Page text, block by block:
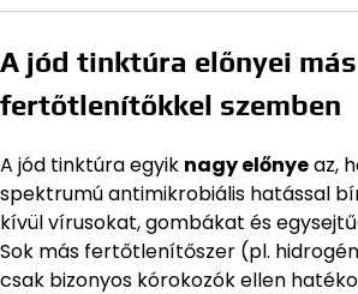
A jód tinktúra előnyei más
fertőtlenítőkkel szemben
A jód tinktúra egyik nagy előnyeaz,
spektrumú antimikrobiális hatással
kívül vírusokat, gombákat és
Sok más fertőtlenítőszer (pl.
csak bizonyos kórokozók ellen